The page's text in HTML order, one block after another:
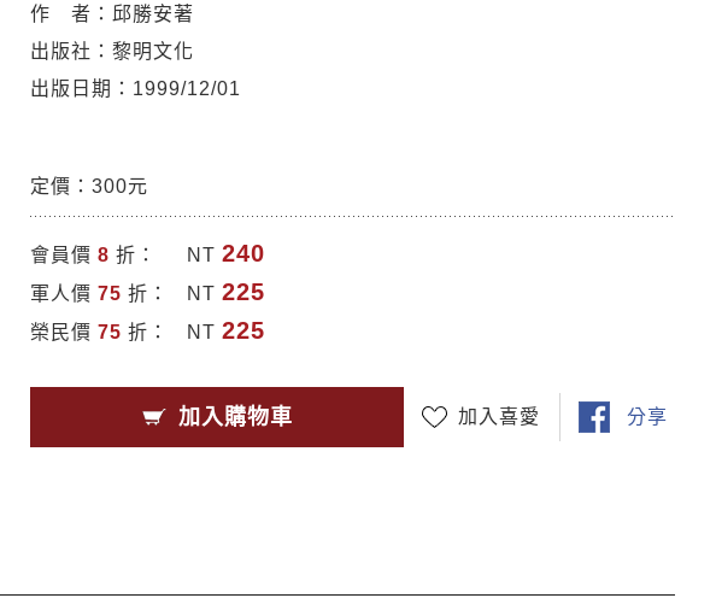
作 者：邱勝安著
出版社：黎明文化
出版日期：1999/12/01
定價：300元
會員價8 折： NT240
軍人價75 折： NT225
榮民價75 折： NT225
加入購物車 加入喜愛 分享